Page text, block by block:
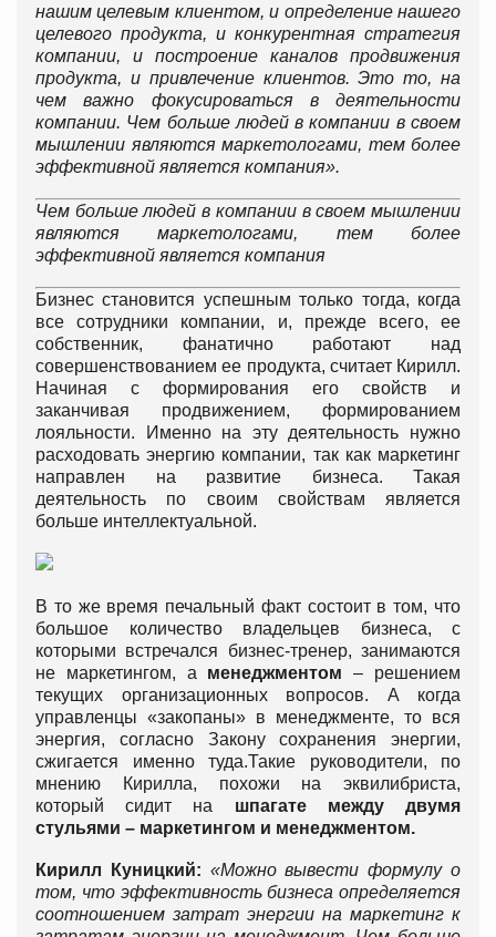
нашим целевым клиентом, и определение нашего
целевого продукта, и конкурентная стратегия
компании, и построение каналов продвижения
продукта, и привлечение клиентов. Это то, на
чем важно фокусироваться в деятельности
компании. Чем больше людей в компании в своем
мышлении являются маркетологами, тем более
эффективной является компания».
Чем больше людей в компании в своем мышлении
являются маркетологами, тем более
эффективной является компания
Бизнес становится успешным только тогда, когда
все сотрудники компании, и, прежде всего, ее
собственник, фанатично работают над
совершенствованием ее продукта, считает Кирилл.
Начиная с формирования его свойств и
заканчивая продвижением, формированием
лояльности. Именно на эту деятельность нужно
расходовать энергию компании, так как маркетинг
направлен на развитие бизнеса. Такая
деятельность по своим свойствам является
больше интеллектуальной.
В то же время печальный факт состоит в том, что
большое количество владельцев бизнеса, с
которыми встречался бизнес-тренер, занимаются
не маркетингом, а менеджментом– решением
текущих организационных вопросов. А когда
управленцы «закопаны» в менеджменте, то вся
энергия, согласно Закону сохранения энергии,
сжигается именно туда.Такие руководители, по
мнению Кирилла, похожи на эквилибриста,
который сидит на шпагате между двумя
стульями – маркетингом и менеджментом.
Кирилл Куницкий: «Можно вывести формулу о
том, что эффективность бизнеса определяется
соотношением затрат энергии на маркетинг к